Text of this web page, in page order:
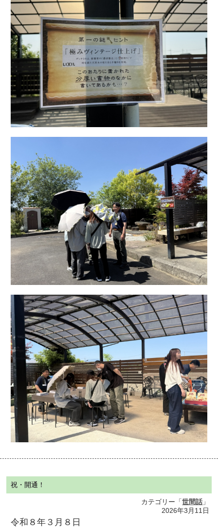
祝・開通！
カテゴリー「世間話 」
2026年3月11日
令和８年３月８日